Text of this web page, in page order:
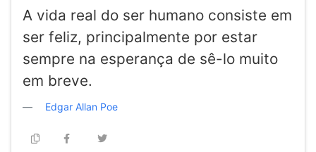
A vida real do ser humano consiste em
ser feliz, principalmente por estar
sempre na esperança de sê-lo muito
em breve.
Edgar Allan Poe